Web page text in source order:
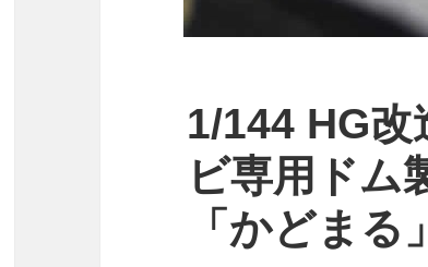
1/144 HG
ビ専用ドム
「かどま